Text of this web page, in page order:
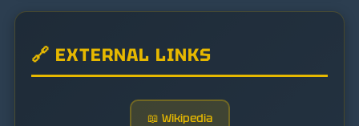
🔗 EXTERNAL LINKS
📖 Wikipedia